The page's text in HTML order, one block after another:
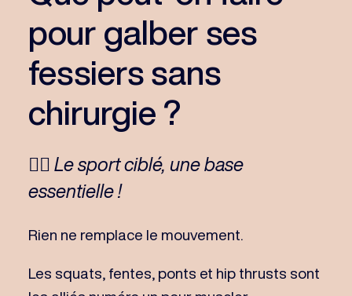
pour galber ses
fessiers sans
chirurgie ?
🏋️‍♀️ Le sport ciblé, une base
essentielle !
Rien ne remplace le mouvement.
Les squats, fentes, ponts et hip thrusts sont